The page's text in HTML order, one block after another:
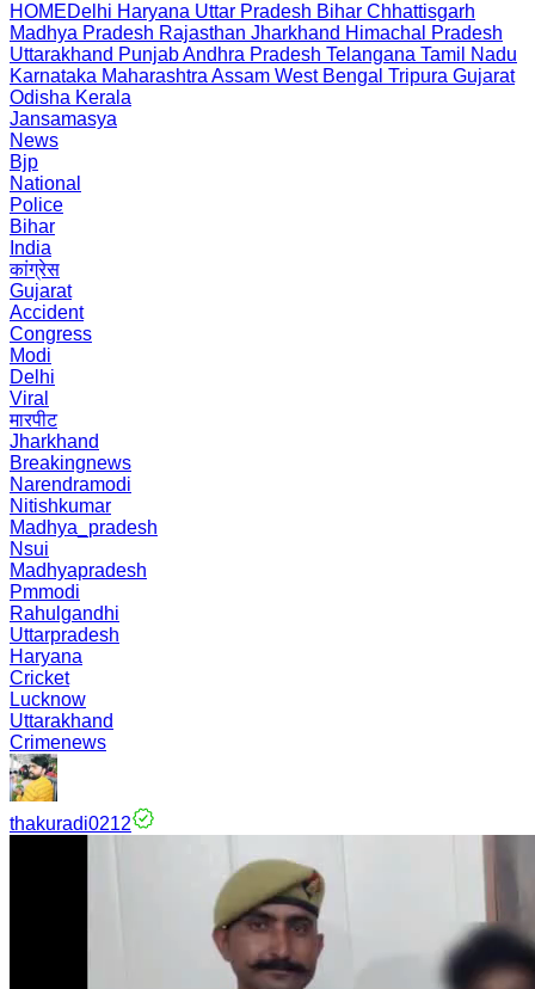
HOMEDelhi Haryana Uttar Pradesh Bihar Chhattisgarh
Madhya Pradesh Rajasthan Jharkhand Himachal Pradesh
Uttarakhand PunjabAndhra Pradesh Telangana Tamil Nadu
Karnataka Maharashtra Assam West Bengal Tripura Gujarat
Odisha Kerala
Jansamasya
News
Bjp
National
Police
Bihar
India
कांग्रेस
Gujarat
Accident
Congress
Modi
Delhi
Viral
मारपीट
Jharkhand
Breakingnews
Narendramodi
Nitishkumar
Madhya_pradesh
Nsui
Madhyapradesh
Pmmodi
Rahulgandhi
Uttarpradesh
Haryana
Cricket
Lucknow
Uttarakhand
Crimenews
thakuradi0212